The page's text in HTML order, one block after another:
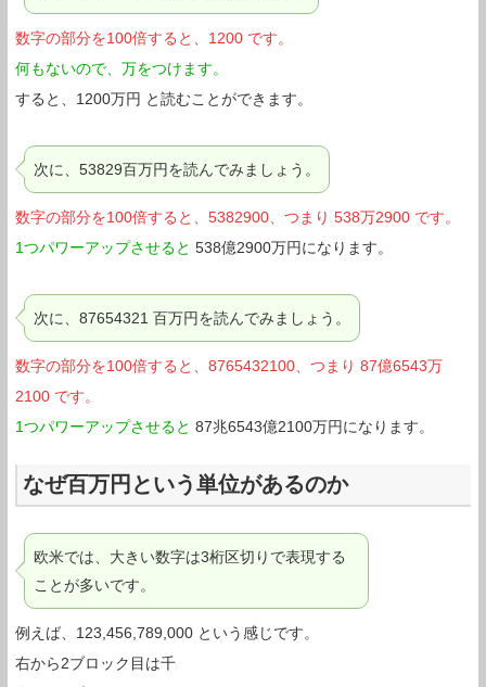
数字の部分を100倍すると、1200 です。
何もないので、万をつけます。
すると、1200万円 と読むことができます。
次に、53829百万円を読んでみましょう。
数字の部分を100倍すると、5382900、つまり 538万2900 です。
1つパワーアップさせると 538億2900万円になります。
次に、87654321 百万円を読んでみましょう。
数字の部分を100倍すると、8765432100、つまり 87億6543万
2100 です。
1つパワーアップさせると 87兆6543億2100万円になります。
なぜ百万円という単位があるのか
欧米では、大きい数字は3桁区切りで表現する
ことが多いです。
例えば、123,456,789,000 という感じです。
右から2ブロック目は千